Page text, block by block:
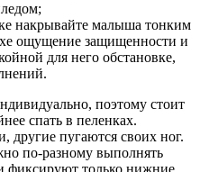
накрывайте малыша тонким
ощущение защищенности и
для него обстановке,
поэтому стоит
спать в пеленках.
пугаются своих ног.
по-разному выполнять
фиксируют только нижние